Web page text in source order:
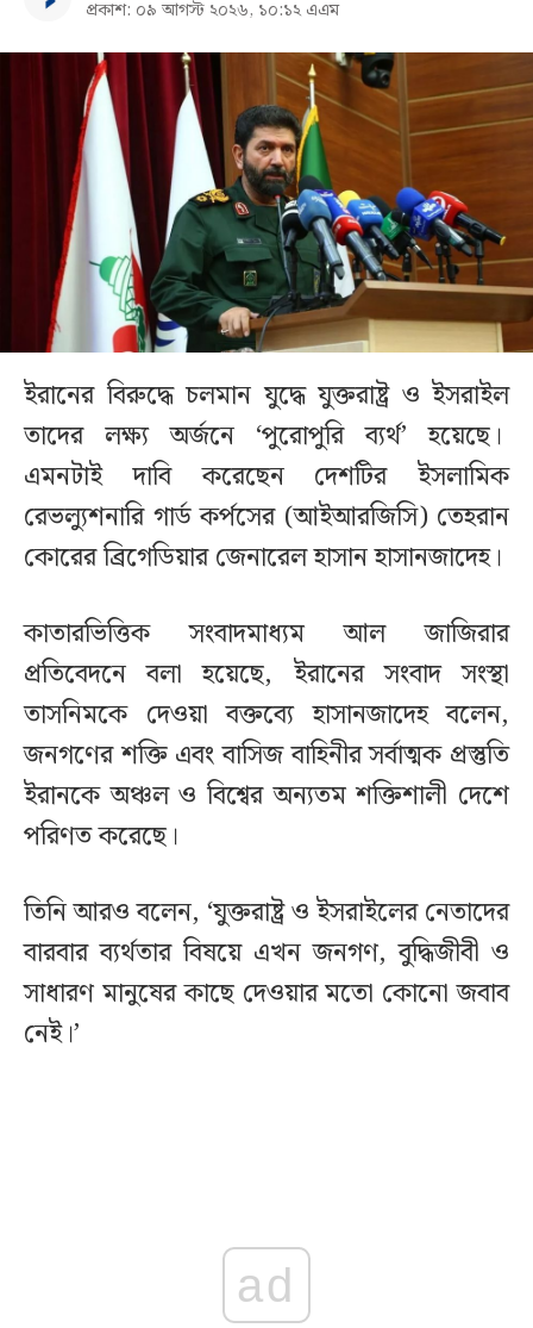
প্রকাশ: ০৯ আগস্ট ২০২৬, ১০:১২ এএম
ইরানের বিরুদ্ধে চলমান যুদ্ধে যুক্তরাষ্ট্র ও ইসরাইল
তাদের লক্ষ্য অর্জনে ‘পুরোপুরি ব্যর্থ’ হয়েছে।
এমনটাই দাবি করেছেন দেশটির ইসলামিক
রেভল্যুশনারি গার্ড কর্পসের (আইআরজিসি) তেহরান
কোরের ব্রিগেডিয়ার জেনারেল হাসান হাসানজাদেহ।
কাতারভিত্তিক সংবাদমাধ্যম আল জাজিরার
প্রতিবেদনে বলা হয়েছে, ইরানের সংবাদ সংস্থা
তাসনিমকে দেওয়া বক্তব্যে হাসানজাদেহ বলেন,
জনগণের শক্তি এবং বাসিজ বাহিনীর সর্বাত্মক প্রস্তুতি
ইরানকে অঞ্চল ও বিশ্বের অন্যতম শক্তিশালী দেশে
পরিণত করেছে।
তিনি আরও বলেন, ‘যুক্তরাষ্ট্র ও ইসরাইলের নেতাদের
বারবার ব্যর্থতার বিষয়ে এখন জনগণ, বুদ্ধিজীবী ও
সাধারণ মানুষের কাছে দেওয়ার মতো কোনো জবাব
নেই।’
ad